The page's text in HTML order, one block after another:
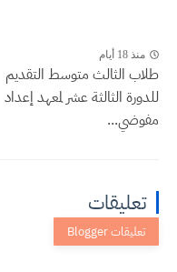
منذ 18 أيام
طلاب الثالث متوسط التقديم
للدورة الثالثة عشر لمعهد إعداد
مفوضي...
تعليقات